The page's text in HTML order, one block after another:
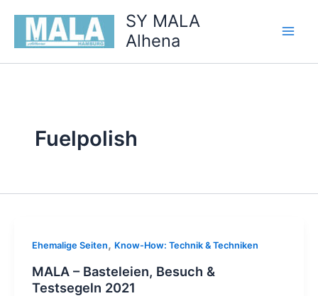
springen
SY MALA
Alhena
Fuelpolish
Ehemalige Seiten, Know-How: Technik & Techniken
MALA – Basteleien, Besuch &
Testsegeln 2021